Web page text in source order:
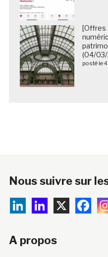
[Offres
(04/
posté le
Nous suivre sur
A propos